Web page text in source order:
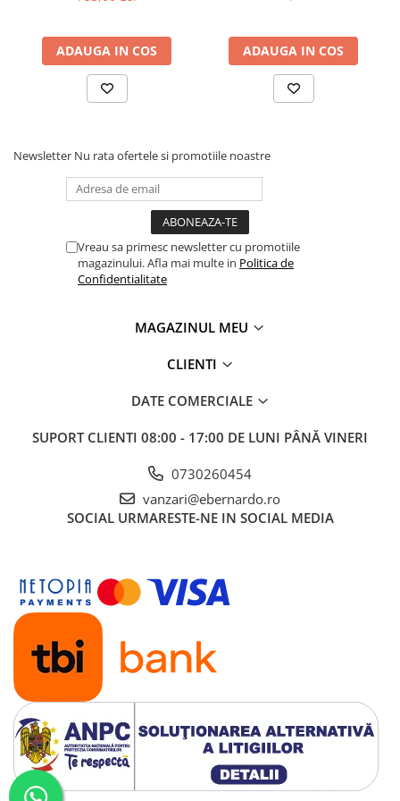
Masini electrice de filetat
Exhaustor pentru aschii metal
Masini de gaurit cu talpa
Accesorii prelucrare metal
Universale de strung si accesorii
pentru strunguri
Falci pentru 3 bacuri PS3/ PO3
Falci pentru 4 bacuri PS4/ PO4
Fălcile pentru 4-bacuri DK12
Mandrină cu 3 fălci din fontă
Mandrină cu 3 fălci din otel
Mandrină cu 4 fălci din otel
Seturi de unelte pentru strungarie
Standuri pentru strunguri
Instrumente de prindere
Elemente de prindere mecanică
Fălci pentru PHV / VHV
Menghine
Mese rotative / mese inclinabile /
Etape XY
Papusa mobila / con de centrare
Instrumente de masurare
Afisaj digital
Bloc ecartament, masurare și
testare
ADAUGA IN COS ADAUGA IN COS
Newsletter Nu rata ofertele si promotiile noastre
Vreau sa primesc newsletter cu promotiile
magazinului. Afla mai multe in Politica de
Confidentialitate
MAGAZINUL MEU
CLIENTI
DATE COMERCIALE
SUPORT CLIENTI 08:00 - 17:00 DE LUNI PÂNĂ VINERI
0730260454
vanzari@ebernardo.ro
SOCIAL URMARESTE-NE IN SOCIAL MEDIA